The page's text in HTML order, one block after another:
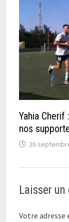
Yahia
nos
26
Laisser
Votre adresse